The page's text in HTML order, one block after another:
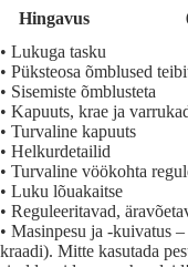
Hingavus
• Lukuga tasku
• Püksteosa õmblused
• Sisemiste õmblusteta
• Kapuuts, krae ja
• Turvaline kapuuts
• Helkurdetailid
• Turvaline vöökohta
• Luku lõuakaitse
• Reguleeritavad,
• Masinpesu ja -kuivatus
kraadi). Mitte kasutada